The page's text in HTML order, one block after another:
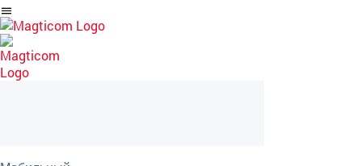
Перейти
на
артикль